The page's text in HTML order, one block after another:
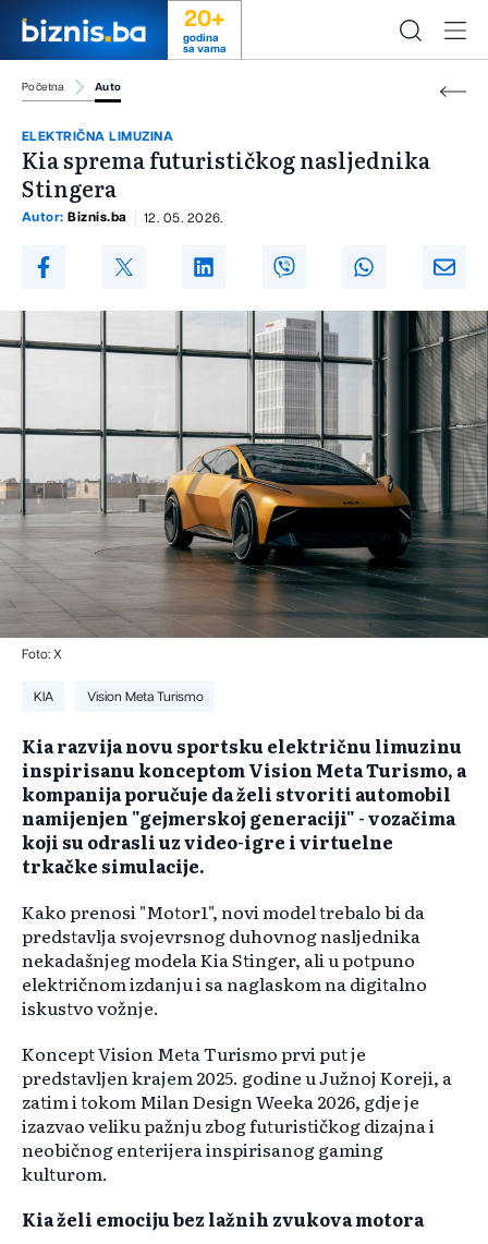
20+
godina
sa vama
Početna Auto
ELEKTRIČNA LIMUZINA
Kia sprema futurističkog nasljednika
Stingera
Autor: Biznis.ba 12. 05. 2026.
Foto: X
KIA Vision Meta Turismo
Kia razvija novu sportsku električnu limuzinu
inspirisanu konceptom Vision Meta Turismo, a
kompanija poručuje da želi stvoriti automobil
namijenjen "gejmerskoj generaciji" - vozačima
koji su odrasli uz video-igre i virtuelne
trkačke simulacije.
Kako prenosi "Motor1", novi model trebalo bi da
predstavlja svojevrsnog duhovnog nasljednika
nekadašnjeg modela Kia Stinger, ali u potpuno
električnom izdanju i sa naglaskom na digitalno
iskustvo vožnje.
Koncept Vision Meta Turismo prvi put je
predstavljen krajem 2025. godine u Južnoj Koreji, a
zatim i tokom Milan Design Weeka 2026, gdje je
izazvao veliku pažnju zbog futurističkog dizajna i
neobičnog enterijera inspirisanog gaming
kulturom.
Kia želi emociju bez lažnih zvukova motora